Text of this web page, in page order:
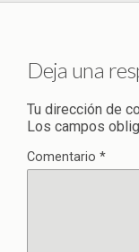
Deja una
Tu dirección de
Los campos
Comentario *